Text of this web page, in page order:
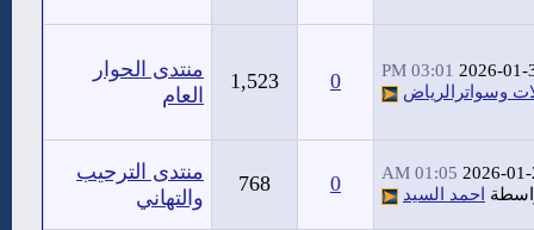
2026-01-
03:01 PM
وسواترالرياض
0
1,523
منتدى الحوار
العام
2026-
01:05 AM
احمد السيد 0
768
منتدى الترحيب
والتهاني